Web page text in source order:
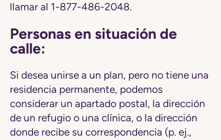
llamar al 1-877-486-2048.
Personas en situación de
calle:
Si desea unirse a un plan, pero no tiene una
residencia permanente, podemos
considerar un apartado postal, la dirección
de un refugio o una clínica, o la dirección
donde recibe su correspondencia (p. ej.,